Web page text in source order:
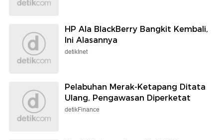
HP Ala BlackBerry Bangkit Kembali,
Ini Alasannya
detikInet
Pelabuhan Merak-Ketapang Ditata
Ulang, Pengawasan Diperketat
detikFinance